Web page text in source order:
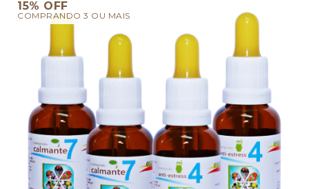
15% OFF
COMPRANDO 3 OU MAIS